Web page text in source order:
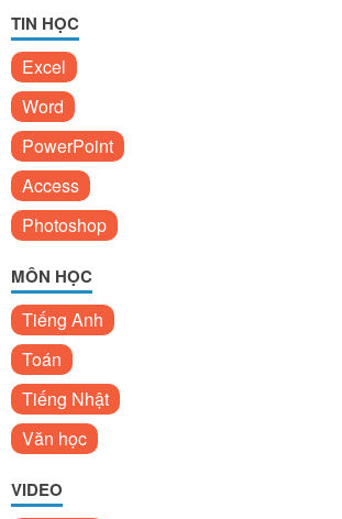
TIN HỌC
Excel
Word
PowerPoint
Access
Photoshop
MÔN HỌC
Tiếng Anh
Toán
Tiếng Nhật
Văn học
VIDEO